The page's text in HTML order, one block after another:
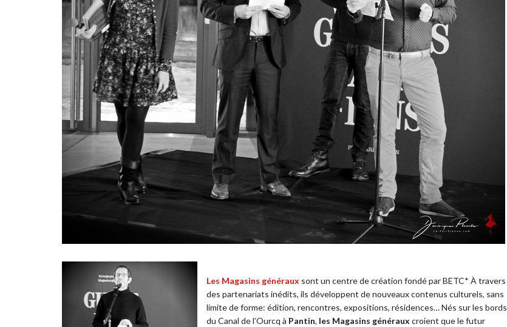
Les Magasins généraux sont un centre de création fondé par BETC* À travers
des partenariats inédits, ils développent de nouveaux contenus culturels, sans
limite de forme: édition, rencontres, expositions, résidences… Nés sur les bords
du Canal de l’Ourcq à Pantin, les Magasins généraux croient que le futur